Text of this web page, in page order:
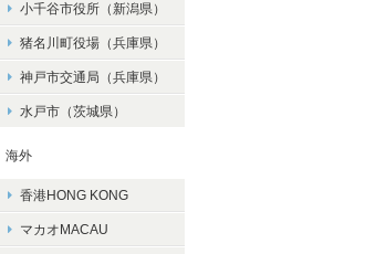
小千谷市役所（新潟県）
猪名川町役場（兵庫県）
神戸市交通局（兵庫県）
水戸市（茨城県）
海外
香港HONG KONG
マカオMACAU